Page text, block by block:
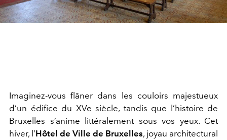
Imaginez-vous flâner dans les couloirs majestueux
d’un édifice du XVe siècle, tandis que l’histoire de
Bruxelles s’anime littéralement sous vos yeux. Cet
hiver, l’Hôtel de Ville de Bruxelles, joyau architectural